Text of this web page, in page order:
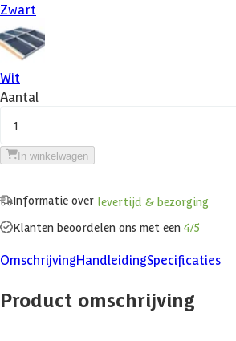
Zwart
Wit
Aantal
1
In winkelwagen
Informatie over levertijd & bezorging
Klanten beoordelen ons met een 4/5
OmschrijvingHandleidingSpecificaties
Product omschrijving